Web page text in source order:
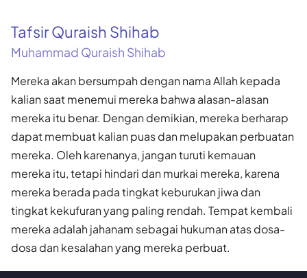
Tafsir Quraish Shihab
Muhammad Quraish Shihab
Mereka akan bersumpah dengan nama Allah kepada
kalian saat menemui mereka bahwa alasan-alasan
mereka itu benar. Dengan demikian, mereka berharap
dapat membuat kalian puas dan melupakan perbuatan
mereka. Oleh karenanya, jangan turuti kemauan
mereka itu, tetapi hindari dan murkai mereka, karena
mereka berada pada tingkat keburukan jiwa dan
tingkat kekufuran yang paling rendah. Tempat kembali
mereka adalah jahanam sebagai hukuman atas dosa-
dosa dan kesalahan yang mereka perbuat.